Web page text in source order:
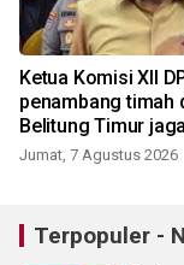
Ketua Komisi XII
penambang timah
Belitung Timur jaga
kondusifitas
Jumat, 7 Agustus 2026
Terpopuler -